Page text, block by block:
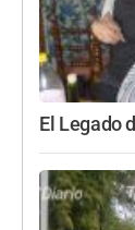
El Legado